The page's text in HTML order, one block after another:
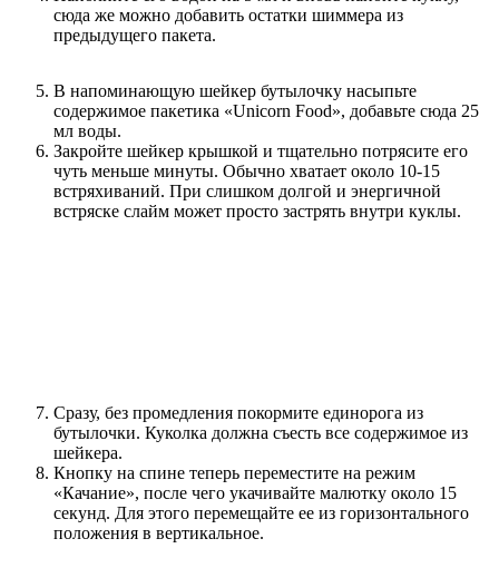
сюда же можно добавить остатки шиммера из
предыдущего пакета.
В напоминающую шейкер бутылочку насыпьте
содержимое пакетика «Unicorn Food», добавьте сюда 25
мл воды.
Закройте шейкер крышкой и тщательно потрясите его
чуть меньше минуты. Обычно хватает около 10-15
встряхиваний. При слишком долгой и энергичной
встряске слайм может просто застрять внутри куклы.
Сразу, без промедления покормите единорога из
бутылочки. Куколка должна съесть все содержимое из
шейкера.
Кнопку на спине теперь переместите на режим
«Качание», после чего укачивайте малютку около 15
секунд. Для этого перемещайте ее из горизонтального
положения в вертикальное.